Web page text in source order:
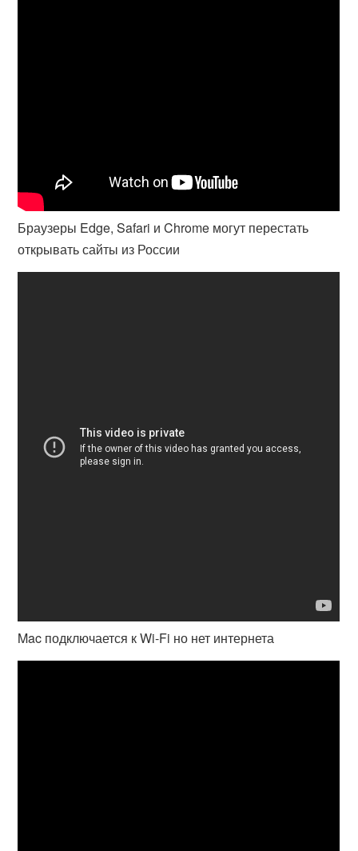
Браузеры Edge, Safari и Chrome могут перестать
открывать сайты из России
Mac подключается к Wi-Fi но нет интернета